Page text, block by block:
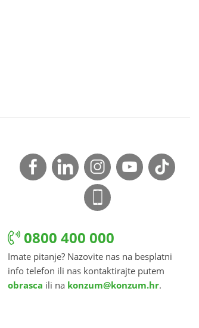
0800 400 000
Imate pitanje? Nazovite nas na besplatni
info telefon ili nas kontaktirajte putem
obrasca ili na konzum@konzum.hr.